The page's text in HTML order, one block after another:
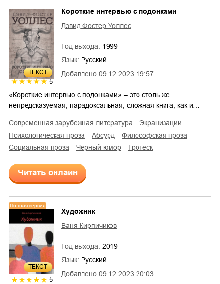
ТЕКСТ
5
Добавлено 09.12.2023 19:57
Короткие интервью с подонками
Дэвид Фостер Уоллес
Год выхода: 1999
Язык: Русский
«Короткие интервью с подонками» – это столь же
непредсказуемая, парадоксальная, сложная книга, как и…
современная зарубежная литература
экранизации
психологическая проза
абсурд
философская проза
социальная проза
черный юмор гротеск
Читать онлайн
ТЕКСТ
Полная версия
5
Добавлено 09.12.2023 20:03
Художник
Ваня Кирпичиков
Год выхода: 2019
Язык: Русский